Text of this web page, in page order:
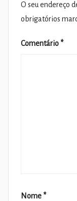
O seu endereço
obrigatórios
Comentário *
Nome *